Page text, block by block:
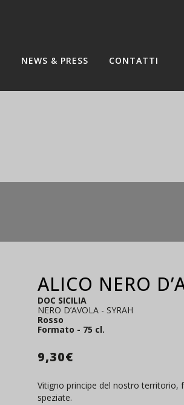
NEWS & PRESS CONTATTI
ALICO NERO
DOC SICILIA
NERO D’AVOLA - SYRAH
Rosso
Formato - 75 cl.
9,30€
Vitigno principe del nostro
speziate.